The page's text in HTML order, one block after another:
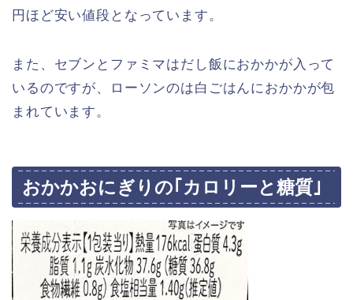
円ほど安い値段となっています。
また、セブンとファミマはだし飯におかかが入って
いるのですが、ローソンのは白ごはんにおかかが包
まれています。
おかかおにぎりの｢カロリーと糖質｣